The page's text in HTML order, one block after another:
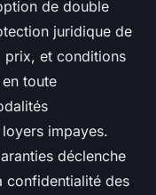
de double
juridique de
prix, et conditions
toute
impayes.
déclenche
confidentialité des